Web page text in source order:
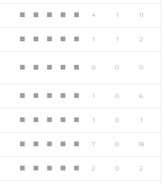
4 1 11
1 1 2
0 0 0
1 0 6
1 0 1
7 0 18
2 0 2